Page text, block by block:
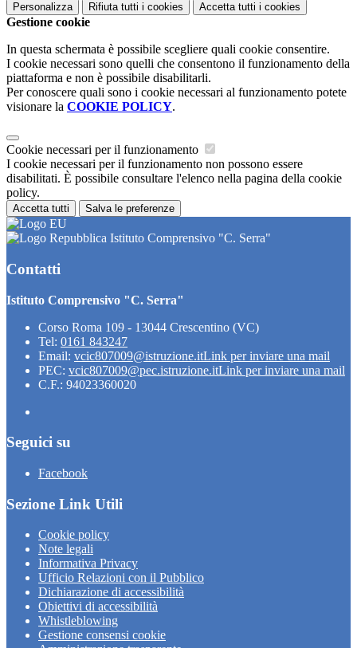
Personalizza Rifiuta tutti i cookies Accetta tutti i cookies
Gestione cookie
In questa schermata è possibile scegliere quali cookie consentire.
I cookie necessari sono quelli che consentono il funzionamento della
piattaforma e non è possibile disabilitarli.
Per conoscere quali sono i cookie necessari al funzionamento potete
visionare la COOKIE POLICY.
Cookie necessari per il funzionamento
I cookie necessari per il funzionamento non possono essere
disabilitati. È possibile consultare l'elenco nella pagina della cookie
policy.
Accetta tutti Salva le preferenze
Istituto Comprensivo "C. Serra"
Contatti
Istituto Comprensivo "C. Serra"
Corso Roma 109 - 13044 Crescentino (VC)
Tel: 0161 843247
Email: vcic807009@istruzione.itLink per inviare una mail
PEC: vcic807009@pec.istruzione.itLink per inviare una mail
C.F.: 94023360020
Seguici su
Facebook
Sezione Link Utili
Cookie policy
Note legali
Informativa Privacy
Ufficio Relazioni con il Pubblico
Dichiarazione di accessibilità
Obiettivi di accessibilità
Whistleblowing
Gestione consensi cookie